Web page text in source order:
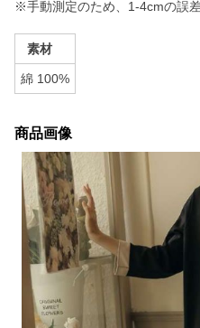
※手動測定のため、1-4cmの誤
素材
綿 100%
商品画像